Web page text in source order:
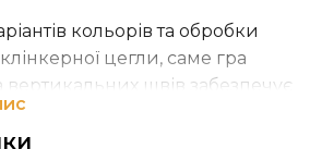
кольорів та обробки
цегли, саме гра
вертикальних швів забезпечує
для дизайну. Варіанти з
цеглинами